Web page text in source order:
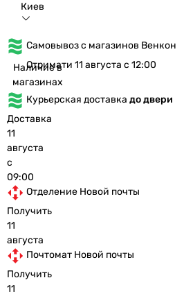
Киев
Самовывоз с магазинов Венкон
Наличие в
магазинах
Отримати 11 августа с 12:00
Курьерская доставка до двери
Доставка
11
августа
с
09:00
Отделение Новой почты
Получить
11
августа
Почтомат Новой почты
Получить
11